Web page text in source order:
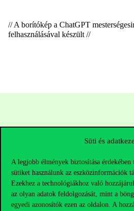
Süti és
A legjobb élmények biztosítása
sütiket használunk az eszközinformációk
Ezekhez a technológiákhoz való
az olyan adatok feldolgozását, mint a
egyedi azonosítók ezen az oldalon. A
// A borítókép a ChatGPT
felhasználásával készült //
Elérhetőségek